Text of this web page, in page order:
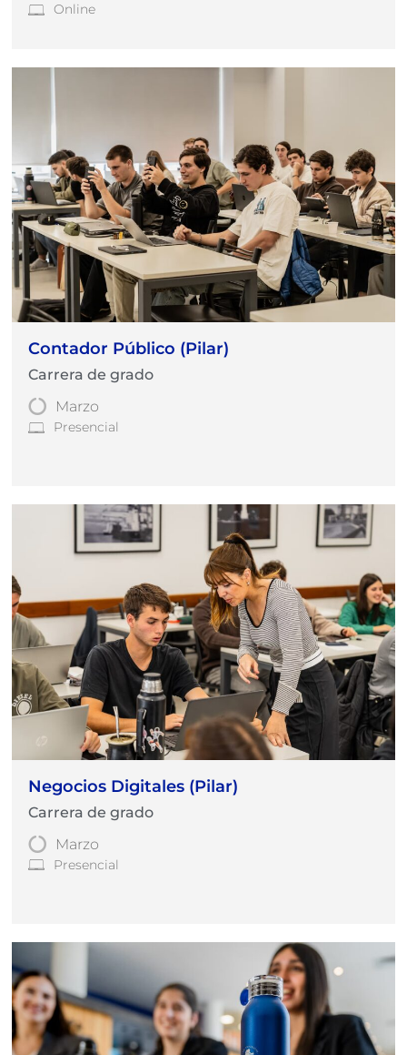
Online
Contador Público (Pilar)
Carrera de grado
Marzo
Presencial
Negocios Digitales (Pilar)
Carrera de grado
Marzo
Presencial